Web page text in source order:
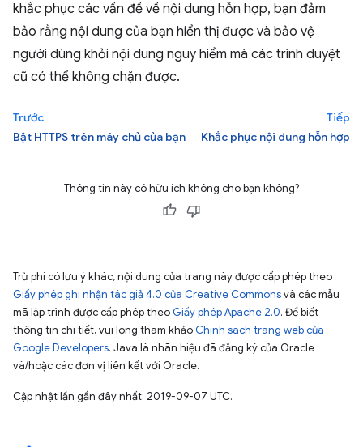
khắc phục các vấn đề về nội dung hỗn hợp, bạn đảm
bảo rằng nội dung của bạn hiển thị được và bảo vệ
người dùng khỏi nội dung nguy hiểm mà các trình duyệt
cũ có thể không chặn được.
Trước
Bật HTTPS trên máy chủ của bạn
Tiếp
Khắc phục nội dung hỗn hợp
Thông tin này có hữu ích không cho bạn không?
Trừ phi có lưu ý khác, nội dung của trang này được cấp phép theo
Giấy phép ghi nhận tác giả 4.0 của Creative Commonsvà các mẫu
mã lập trình được cấp phép theo Giấy phép Apache 2.0. Để biết
thông tin chi tiết, vui lòng tham khảo Chính sách trang web của
Google Developers. Java là nhãn hiệu đã đăng ký của Oracle
và/hoặc các đơn vị liên kết với Oracle.
Cập nhật lần gần đây nhất: 2019-09-07 UTC.